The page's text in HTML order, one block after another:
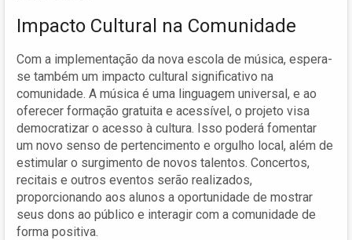
Impacto Cultural na Comunidade
Com a implementação da nova escola de música, espera-
se também um impacto cultural significativo na
comunidade. A música é uma linguagem universal, e ao
oferecer formação gratuita e acessível, o projeto visa
democratizar o acesso à cultura. Isso poderá fomentar
um novo senso de pertencimento e orgulho local, além de
estimular o surgimento de novos talentos. Concertos,
recitais e outros eventos serão realizados,
proporcionando aos alunos a oportunidade de mostrar
seus dons ao público e interagir com a comunidade de
forma positiva.